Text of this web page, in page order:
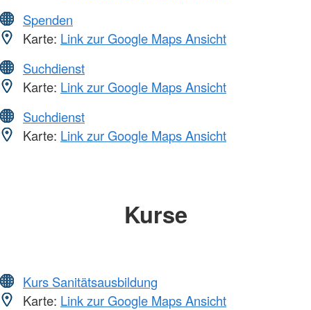
Spenden
Karte: Link zur Google Maps Ansicht
Suchdienst
Karte: Link zur Google Maps Ansicht
Suchdienst
Karte: Link zur Google Maps Ansicht
Kurse
Kurs Sanitätsausbildung
Karte: Link zur Google Maps Ansicht